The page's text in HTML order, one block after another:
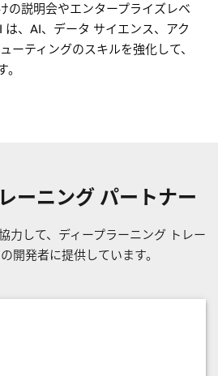
の説明会やエンタープライズレベ
は、AI、データ サイエンス、アク
ーティングのスキルを強化して、
ーニング パートナー
力して、ディープラーニング トレー
開発者に提供しています。